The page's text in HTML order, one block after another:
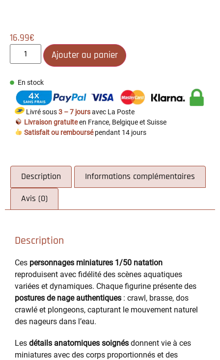
16.99€
Ajouter au panier
En stock
Livré sous3 – 7 joursavec La Poste
Livraison gratuiteen France, Belgique et Suisse
Satisfait ou remboursépendant 14 jours
Description Informations complémentaires
Avis (0)
Description
Ces personnages miniatures 1/50 natation
reproduisent avec fidélité des scènes aquatiques
variées et dynamiques. Chaque figurine présente des
postures de nage authentiques : crawl, brasse, dos
crawlé et plongeons, capturant le mouvement naturel
des nageurs dans l’eau.
Les détails anatomiques soignés donnent vie à ces
miniatures avec des corps proportionnés et des